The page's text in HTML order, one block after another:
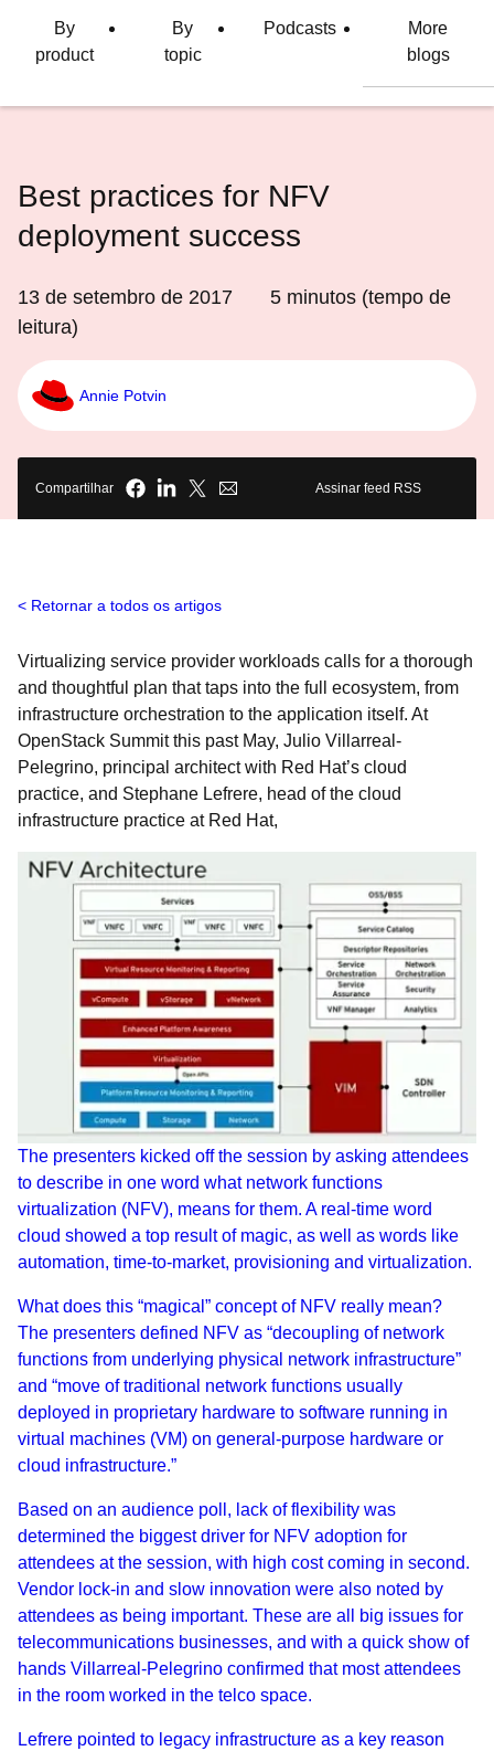
By
product
By
topic
Podcasts
More
blogs
Best practices for NFV
deployment success
13 de setembro de 2017 5 minutos (tempo de
leitura)
Annie Potvin
Compartilhar Assinar feed RSS
Retornar a todos os artigos
Virtualizing service provider workloads calls for a thorough
and thoughtful plan that taps into the full ecosystem, from
infrastructure orchestration to the application itself. At
OpenStack Summit this past May, Julio Villarreal-
Pelegrino, principal architect with Red Hat’s cloud
practice, and Stephane Lefrere, head of the cloud
infrastructure practice at Red Hat,
The presenters kicked off the session by asking attendees
to describe in one word what network functions
virtualization (NFV), means for them. A real-time word
cloud showed a top result of magic, as well as words like
automation, time-to-market, provisioning and virtualization.
What does this “magical” concept of NFV really mean?
The presenters defined NFV as “decoupling of network
functions from underlying physical network infrastructure”
and “move of traditional network functions usually
deployed in proprietary hardware to software running in
virtual machines (VM) on general-purpose hardware or
cloud infrastructure.”
Based on an audience poll, lack of flexibility was
determined the biggest driver for NFV adoption for
attendees at the session, with high cost coming in second.
Vendor lock-in and slow innovation were also noted by
attendees as being important. These are all big issues for
telecommunications businesses, and with a quick show of
hands Villarreal-Pelegrino confirmed that most attendees
in the room worked in the telco space.
Lefrere pointed to legacy infrastructure as a key reason